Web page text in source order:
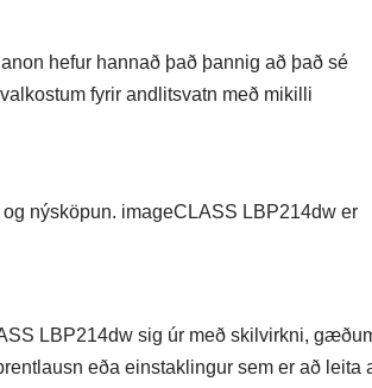
hefur hannað það þannig að það sé
fyrir andlitsvatn með mikilli
nýsköpun. imageCLASS LBP214dw er
LBP214dw sig úr með skilvirkni,
eða einstaklingur sem er að leita